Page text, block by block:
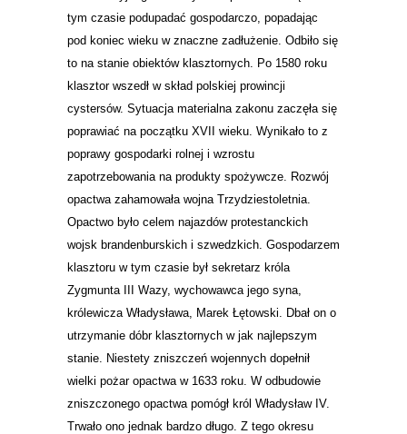
tym czasie podupadać gospodarczo, popadając
pod koniec wieku w znaczne zadłużenie. Odbiło się
to na stanie obiektów klasztornych. Po 1580 roku
klasztor wszedł w skład polskiej prowincji
cystersów. Sytuacja materialna zakonu zaczęła się
poprawiać na początku XVII wieku. Wynikało to z
poprawy gospodarki rolnej i wzrostu
zapotrzebowania na produkty spożywcze. Rozwój
opactwa zahamowała wojna Trzydziestoletnia.
Opactwo było celem najazdów protestanckich
wojsk brandenburskich i szwedzkich. Gospodarzem
klasztoru w tym czasie był sekretarz króla
Zygmunta III Wazy, wychowawca jego syna,
królewicza Władysława, Marek Łętowski. Dbał on o
utrzymanie dóbr klasztornych w jak najlepszym
stanie. Niestety zniszczeń wojennych dopełnił
wielki pożar opactwa w 1633 roku. W odbudowie
zniszczonego opactwa pomógł król Władysław IV.
Trwało ono jednak bardzo długo. Z tego okresu